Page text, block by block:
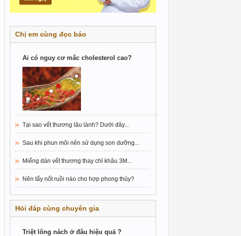
Chị em cùng đọc báo
Ai có nguy cơ mắc cholesterol cao?
Tại sao vết thương lâu lành? Dưới đây...
Sau khi phun môi nên sử dụng son dưỡng...
Miếng dán vết thương thay chỉ khâu 3M...
Nên tẩy nốt ruồi nào cho hợp phong thủy?
Hỏi đáp cùng chuyên gia
Triệt lông nách ở đâu hiệu quả ?